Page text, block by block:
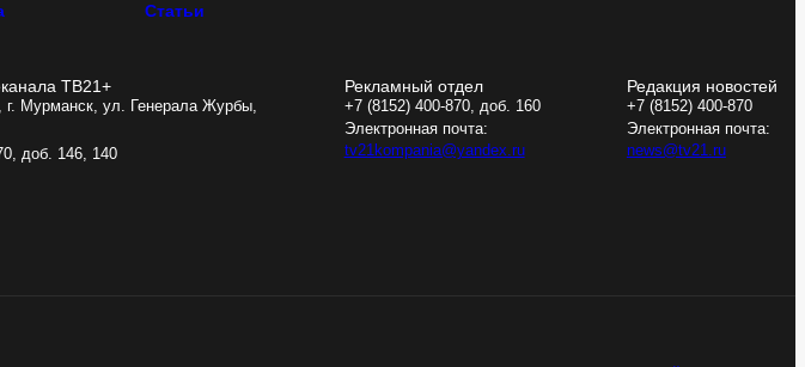
Статьи
ТВ21+
г. Мурманск, ул. Генерала Журбы,
доб. 146, 140
Рекламный отдел
+7 (8152) 400-870, доб. 160
Электронная почта:
tv21kompania@yandex.ru
Редакция новостей
+7 (8152) 400-870
Электронная почта:
news@tv21.ru